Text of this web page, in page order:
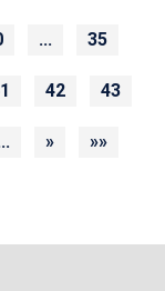
... 35
42 43
» »»